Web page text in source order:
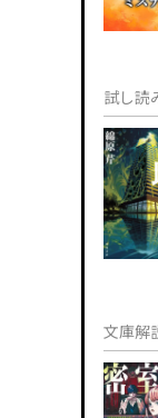
試し読
文庫解